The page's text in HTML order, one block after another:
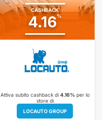
CASHBACK
4.16%
Attiva subito cashback di 4.16%per lo
store di
LOCAUTO GROUP